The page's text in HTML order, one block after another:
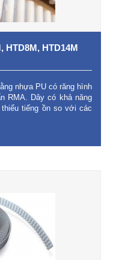
HTD8M, HTD14M
nhựa PU có răng hình
RMA. Dây có khả năng
tiếng ồn so với các